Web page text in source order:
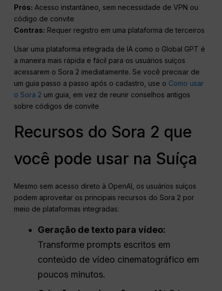
Prós: Acesso instantâneo, sem necessidade de VPN ou
código de convite
Contras: Requer registro em uma plataforma de terceiros
Usar uma plataforma integrada de IA como o Global GPT é
a maneira mais rápida e fácil para os usuários suíços
acessarem o Sora 2 imediatamente. Se você precisar de
um guia passo a passo após o cadastro, use o Como usar
o Sora 2 um guia, em vez de reunir conselhos antigos
sobre códigos de convite
Recursos do Sora 2 que
você pode usar na Suíça
Mesmo sem acesso direto à OpenAI, os usuários suíços
podem aproveitar os principais recursos do Sora 2 por
meio de plataformas integradas:
Geração de texto para vídeo:
Transforme prompts escritos em
conteúdo de vídeo cinematográfico em
poucos minutos.